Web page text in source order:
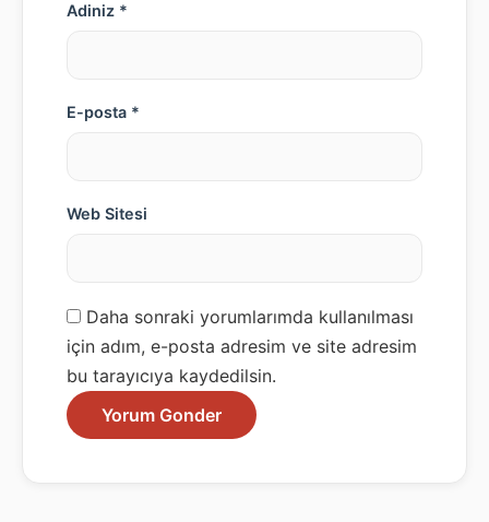
Adiniz *
E-posta *
Web Sitesi
Daha sonraki yorumlarımda kullanılması
için adım, e-posta adresim ve site adresim
bu tarayıcıya kaydedilsin.